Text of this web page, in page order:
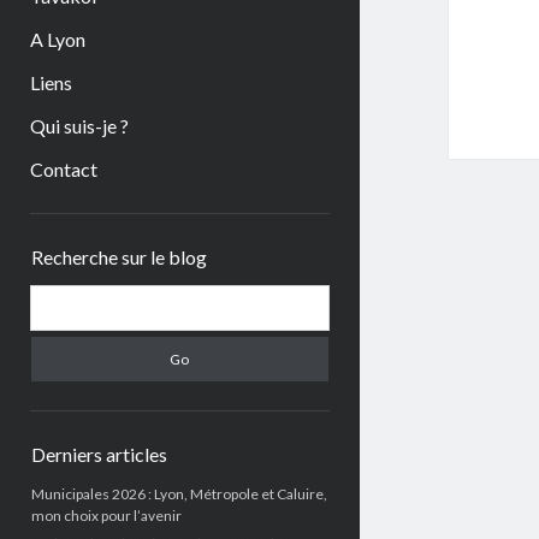
A Lyon
Liens
Qui suis-je ?
Contact
Recherche sur le blog
Derniers articles
Municipales 2026 : Lyon, Métropole et Caluire,
mon choix pour l’avenir